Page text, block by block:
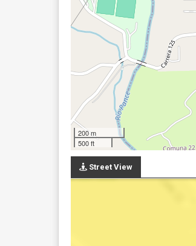
200 m
500 ft
Street View